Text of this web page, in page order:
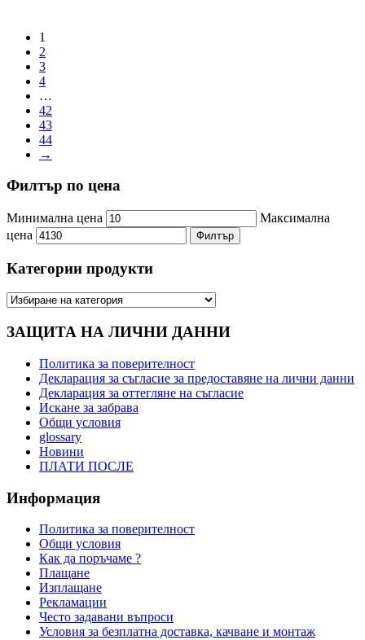
1
2
3
4
…
42
43
44
→
Филтър по цена
Минимална цена
Максимална
цена
Филтър
Категории продукти
ЗАЩИТА НА ЛИЧНИ ДАННИ
Политика за поверителност
Декларация за съгласие за предоставяне на лични данни
Декларация за оттегляне на съгласие
Искане за забрава
Общи условия
glossary
Новини
ПЛАТИ ПОСЛЕ
Информация
Политика за поверителност
Общи условия
Как да поръчаме ?
Плащане
Изплащане
Рекламации
Често задавани въпроси
Условия за безплатна доставка, качване и монтаж